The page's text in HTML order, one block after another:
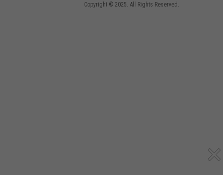
Copyright © 2025. All Rights Reserved.